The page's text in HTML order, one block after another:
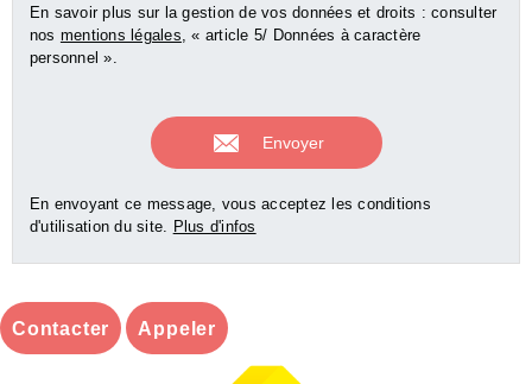
En savoir plus sur la gestion de vos données et droits : consulter
nos mentions légales , « article 5/ Données à caractère
personnel ».
En envoyant ce message, vous acceptez les conditions
d'utilisation du site. Plus d'infos
Contacter Appeler